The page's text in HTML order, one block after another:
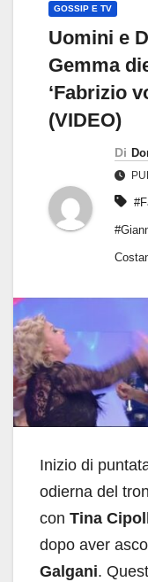
GOSSIP E TV
Uomini e
Gemma
‘Fabrizio
(VIDEO)
Di
Inizio di
odierna del
con Tina
dopo aver
Galgani.